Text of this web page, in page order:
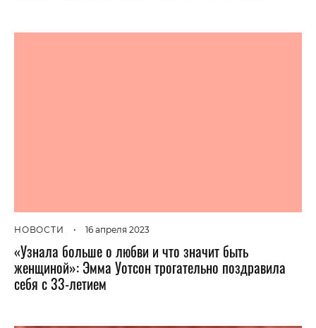
НОВОСТИ • 16 апреля 2023
«Узнала больше о любви и что значит быть
женщиной»: Эмма Уотсон трогательно поздравила
себя с 33-летием